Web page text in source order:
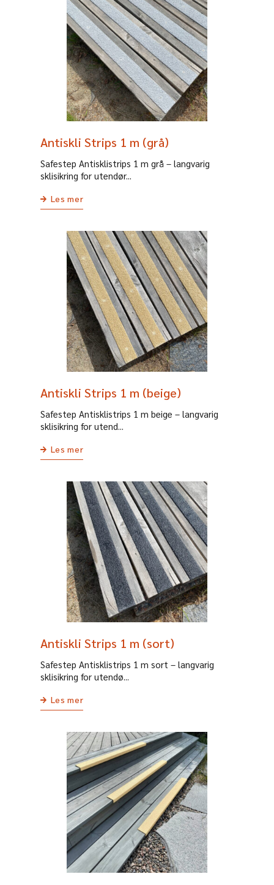
Antiskli Strips 1 m (grå)
Safestep Antisklistrips 1 m grå – langvarig
sklisikring for utendør...
Les mer
Antiskli Strips 1 m (beige)
Safestep Antisklistrips 1 m beige – langvarig
sklisikring for utend...
Les mer
Antiskli Strips 1 m (sort)
Safestep Antisklistrips 1 m sort – langvarig
sklisikring for utendø...
Les mer